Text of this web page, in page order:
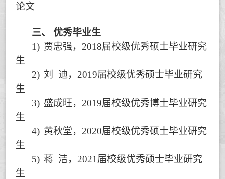
论文
三、优秀毕业生
1) 贾忠强， 2018届校级优秀硕士毕业研究
生
2) 刘 迪， 2019届校级优秀硕士毕业研究
生
3) 盛成旺， 2019届校级优秀博士毕业研究
生
4) 黄秋堂， 2020届校级优秀硕士毕业研究
生
5) 蒋 洁， 2021 届校级优秀硕士毕业研究
生